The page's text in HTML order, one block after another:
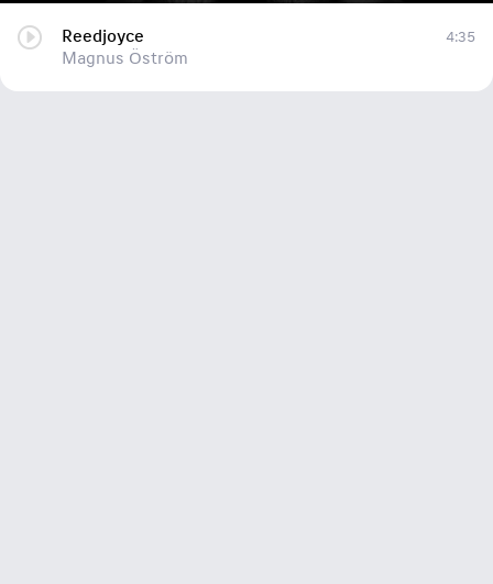
Reedjoyce
Magnus Öström
4:35